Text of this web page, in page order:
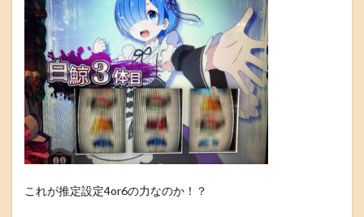
これが推定設定4or6の力なのか！？